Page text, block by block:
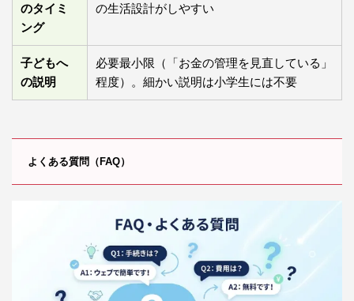
のタイミ
ング
の生活設計がしやすい
子どもへ
の説明
必要最小限（「お金の管理を見直している」
程度）。細かい説明は小学生には不要
よくある質問（FAQ）